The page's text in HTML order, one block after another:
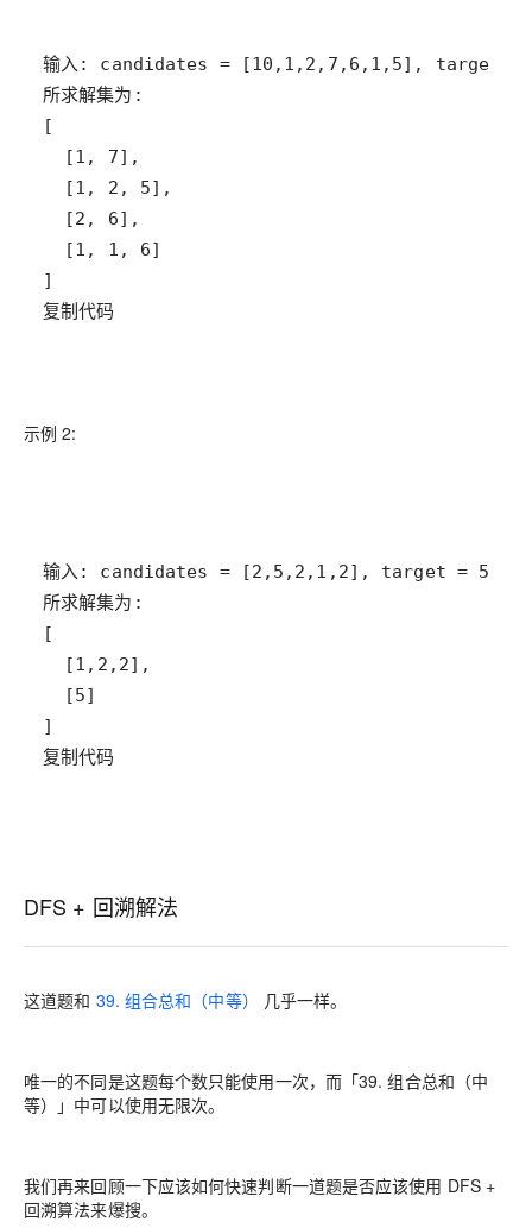
复制代码
示例 2:
复制代码
DFS + 回溯解法
这道题和 39. 组合总和（中等） 几乎一样。
唯一的不同是这题每个数只能使用一次，而「39. 组合总和（中
等）」中可以使用无限次。
我们再来回顾一下应该如何快速判断一道题是否应该使用 DFS +
回溯算法来爆搜。